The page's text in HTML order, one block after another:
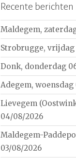
Recente berichten
Maldegem,
Strobrugge, vrijdag
Donk, donderdag
Adegem, woensdag
Lievegem
04/08/2026
Maldegem-
03/08/2026